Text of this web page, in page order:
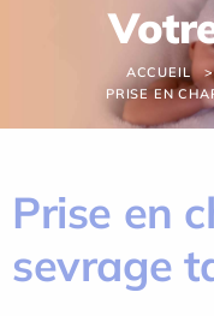
ACCUEIL
PRISE EN
Prise en
sevrage